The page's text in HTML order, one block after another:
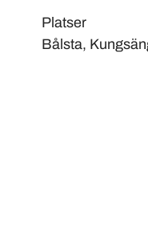
Platser
Bålsta,